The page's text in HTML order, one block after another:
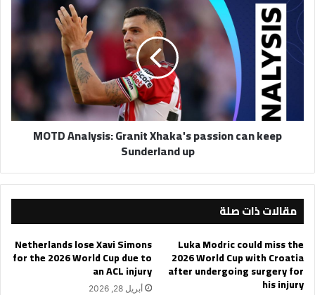
Analysis:
Granit
Xhaka's
passion
Sunderland
up
MOTD Analysis: Granit Xhaka's passion can keep
Sunderland up
مقالات ذات صلة
Luka Modric could miss the
2026 World Cup with Croatia
after undergoing surgery for
his injury
Netherlands lose Xavi Simons
for the 2026 World Cup due to
an ACL injury
أبريل 28, 2026